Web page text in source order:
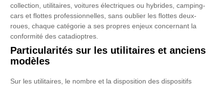
collection, utilitaires, voitures électriques ou hybrides, camping-
cars et flottes professionnelles, sans oublier les flottes deux-
roues, chaque catégorie a ses propres enjeux concernant la
conformité des catadioptres.
Particularités sur les utilitaires et anciens
modèles
Sur les utilitaires, le nombre et la disposition des dispositifs